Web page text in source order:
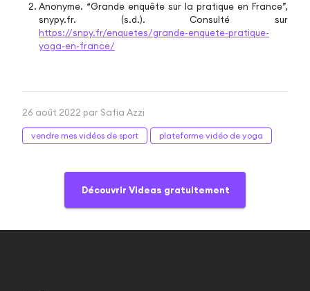
Anonyme. “Grande enquête sur la pratique en France”,
snypy.fr. (s.d.). Consulté sur
https://snpy.fr/enquetes/grande-enquete-pratique-
yoga-en-france/
26 août 2022 par Safia Azzi
vendre mes vidéos de sport plateforme vidéo de yoga
Découvrir Videas gratuitement